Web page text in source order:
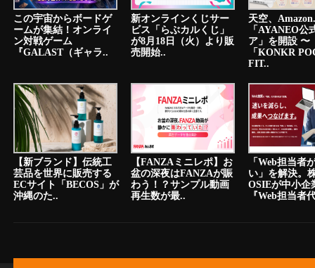
この宇宙からボードゲ
ームが集結！オンライ
ン対戦ゲーム
『GALAST（ギャラ..
新オンラインくじサー
ビス「らぶカルくじ」
が8月18日（火）より販
売開始..
天空、
「AYANEO公
ア」を開設 〜
「KONKR
FIT..
【新ブランド】伝統工
芸品を世界に販売する
ECサイト「BECOS」が
沖縄のた..
【FANZAミニレポ】お
盆の深夜はFANZAが賑
わう！？サンプル動画
再生数が最..
「Web担当者
い」を解決。
OSIEが中小企
『Web担当者